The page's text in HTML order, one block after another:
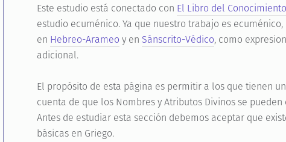
Este estudio está conectado con El Libro del
estudio ecuménico. Ya que nuestro trabajo es
en Hebreo-Arameo y en Sánscrito-Védico, como
adicional.
El propósito de esta página es permitir a los que tienen
cuenta de que los Nombres y Atributos Divinos se
Antes de estudiar esta sección debemos aceptar que
básicas en Griego.